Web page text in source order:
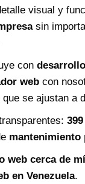
visual y
sin
con
web con
que se ajustan a
mantenimiento
web cerca de mí
en Venezuela.